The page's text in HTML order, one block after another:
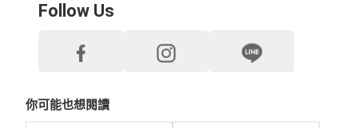
Follow Us
你可能也想閱讀